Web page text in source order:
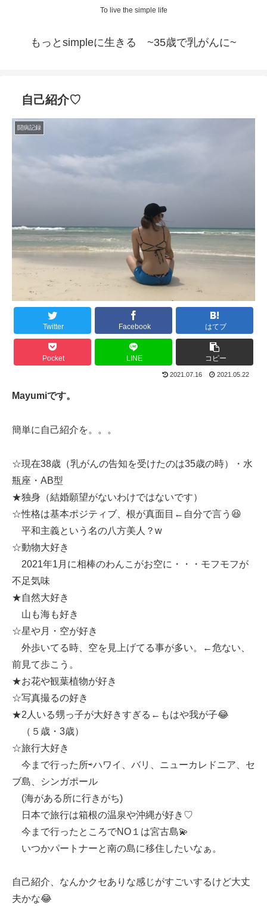
To live the simple life
もっとsimpleに生きる ~35歳で乳がんに~
自己紹介♡
闘病記録
Twitter Facebook はてブ
Pocket LINE コピー
2021.07.16 2021.05.22
Mayumiです。
簡単に自己紹介を。。。
☆現在38歳（乳がんの告知を受けたのは35歳の時）・水
瓶座・AB型
★独身（結婚願望がないわけではないです）
☆性格は基本ポジティブ、根が真面目←自分で言う😆
平和主義という名の八方美人？w
☆動物大好き
2021年1月に相棒のわんこがお空に・・・モフモフが
不足気味
★自然大好き
山も海も好き
☆星や月・空が好き
外歩いてる時、空を見上げてる事が多い。←危ない、
前見て歩こう。
★お花や観葉植物が好き
☆写真撮るの好き
★2人いる甥っ子が大好きすぎる←もはや我が子😂
（５歳・3歳）
☆旅行大好き
今まで行った所⇨ハワイ、バリ、ニューカレドニア、セ
ブ島、シンガポール
(海がある所に行きがち)
日本で旅行は箱根の温泉や沖縄が好き♡
今まで行ったところでNO１は宮古島💫
いつかパートナーと南の島に移住したいなぁ。
自己紹介、なんかクセありな感じがすごいするけど大丈
夫かな😂